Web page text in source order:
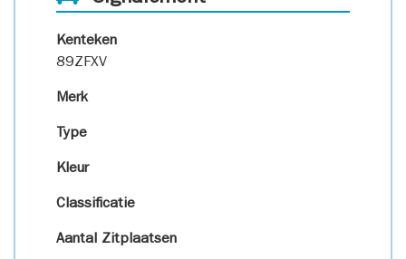
Kenteken
89ZFXV
Merk
Type
Kleur
Classificatie
Aantal Zitplaatsen